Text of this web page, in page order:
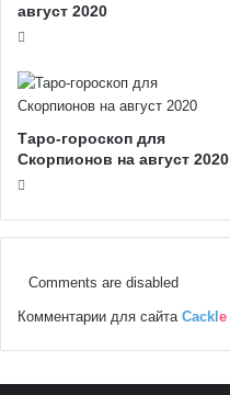
август 2020
Таро-гороскоп для
Скорпионов на август 2020
Comments are disabled
Комментарии для сайта Cackl e